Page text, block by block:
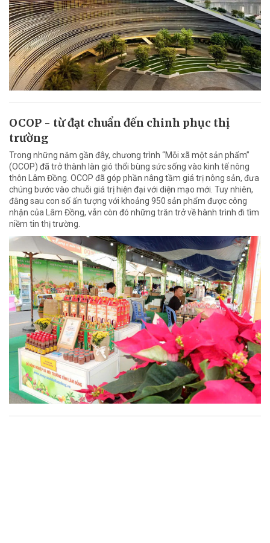
OCOP - từ đạt chuẩn đến chinh phục thị
trường
Trong những năm gần đây, chương trình “Mỗi xã một sản phẩm”
(OCOP) đã trở thành làn gió thổi bùng sức sống vào kinh tế nông
thôn Lâm Đồng. OCOP đã góp phần nâng tầm giá trị nông sản, đưa
chúng bước vào chuỗi giá trị hiện đại với diện mạo mới. Tuy nhiên,
đằng sau con số ấn tượng với khoảng 950 sản phẩm được công
nhận của Lâm Đồng, vẫn còn đó những trăn trở về hành trình đi tìm
niềm tin thị trường.